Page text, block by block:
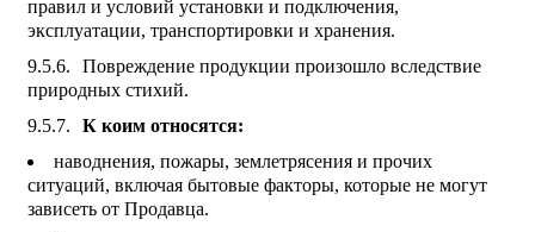
правил и условий установки и подключения,
эксплуатации, транспортировки и хранения.
Повреждение продукции произошло вследствие
природных стихий.
К коим относятся:
наводнения, пожары, землетрясения и прочих
ситуаций, включая бытовые факторы, которые не могут
зависеть от Продавца.